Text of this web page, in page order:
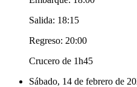
Salida: 18:15
Regreso: 20:00
Crucero de 1h45
Sábado, 14 de febrero de